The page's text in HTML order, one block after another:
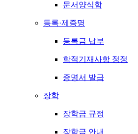
문서양식함
등록·제증명
등록금 납부
학적기재사항 정정
증명서 발급
장학
장학금 규정
장학금 안내